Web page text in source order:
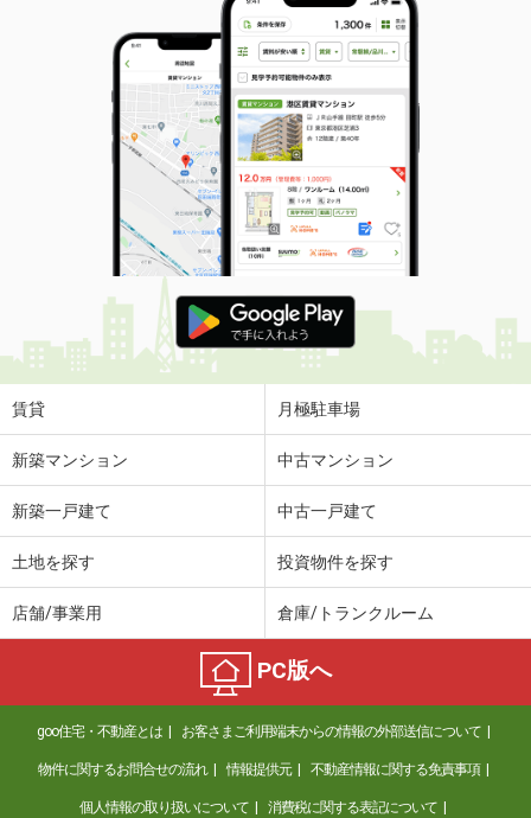
39.89m²
間取り
1LDK
和歌山県紀の川市中三谷
価 格
4.85万円
住 所
和歌山県紀の川市中三谷
専有面積 58.86m²
間取り
2LDK
和歌山県和歌山市松江東２丁目
価 格
5.90万円
住 所
和歌山県和歌山市松江東２丁目
専有面積
和歌山県和歌山市加納
5.90万円
和歌山県紀の川市中三谷
4.85万円
住 所
和歌山県紀の川市中三谷
専有面積 58.86m²
間取り
2LDK
和歌山県和歌山市中之島
賃貸 月極駐車場
新築マンション 中古マンション
新築一戸建て 中古一戸建て
土地を探す 投資物件を探す
店舗/事業用 倉庫/トランクルーム
PC版へ
goo住宅・不動産とは お客さまご利用端末からの情報の外部送信について
物件に関するお問合せの流れ 情報提供元 不動産情報に関する免責事項
個人情報の取り扱いについて 消費税に関する表記について